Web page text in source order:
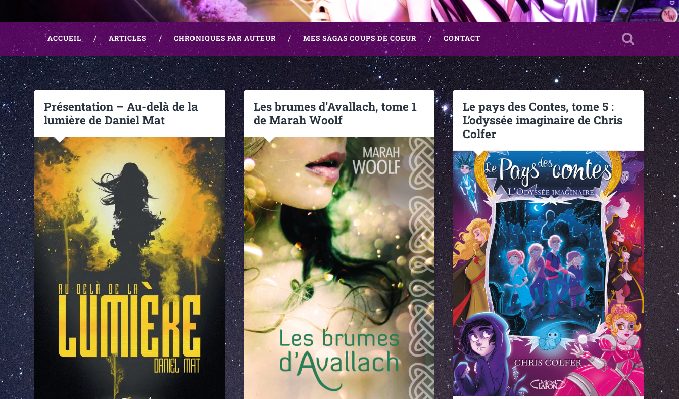
ACCUEIL ARTICLES CHRONIQUES PAR AUTEUR MES SAGAS COUPS DE COEUR CONTACT
Présentation – Au-delà de la
lumière de Daniel Mat
Les brumes d’Avallach, tome 1
de Marah Woolf
Le pays des Contes, tome 5 :
L’odyssée imaginaire de Chris
Colfer